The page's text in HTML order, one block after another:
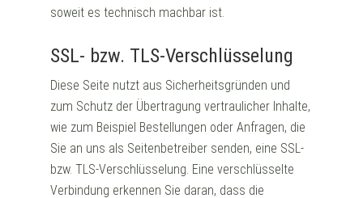
soweit es technisch machbar ist.
SSL- bzw. TLS-Verschlüsselung
Diese Seite nutzt aus Sicherheitsgründen und
zum Schutz der Übertragung vertraulicher Inhalte,
wie zum Beispiel Bestellungen oder Anfragen, die
Sie an uns als Seitenbetreiber senden, eine SSL-
bzw. TLS-Verschlüsselung. Eine verschlüsselte
Verbindung erkennen Sie daran, dass die